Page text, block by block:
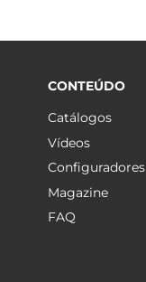
CONTEÚDO
Catálogos
Vídeos
Configuradores
Magazine
FAQ